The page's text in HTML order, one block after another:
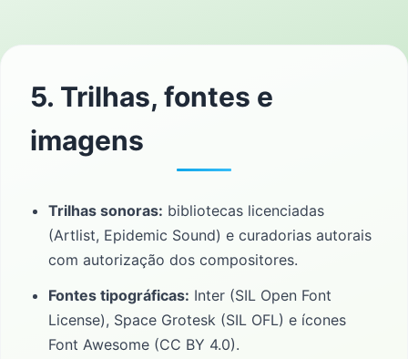
5. Trilhas, fontes e
imagens
Trilhas sonoras: bibliotecas licenciadas
(Artlist, Epidemic Sound) e curadorias autorais
com autorização dos compositores.
Fontes tipográficas: Inter (SIL Open Font
License), Space Grotesk (SIL OFL) e ícones
Font Awesome (CC BY 4.0).